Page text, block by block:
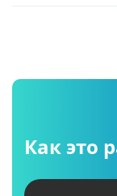
Как это